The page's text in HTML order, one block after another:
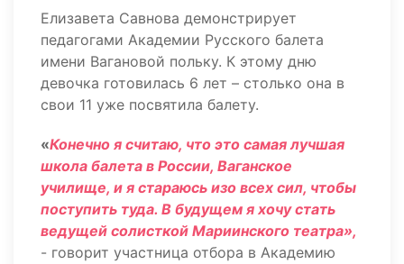
Елизавета Савнова демонстрирует
педагогами Академии Русского балета
имени Вагановой польку. К этому дню
девочка готовилась 6 лет – столько она в
свои 11 уже посвятила балету.
«Конечно я считаю, что это самая лучшая
школа балета в России, Ваганское
училище, и я стараюсь изо всех сил, чтобы
поступить туда. В будущем я хочу стать
ведущей солисткой Мариинского театра»,
- говорит участница отбора в Академию